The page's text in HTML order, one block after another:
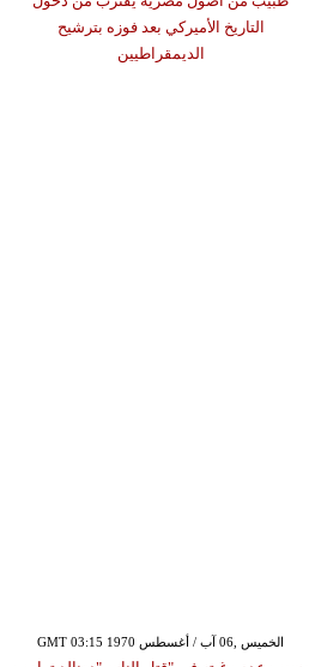
التاريخ الأميركي بعد فوزه بترشيح
الديمقراطيين
GMT 03:15 1970 الخميس ,06 آب / أغسطس